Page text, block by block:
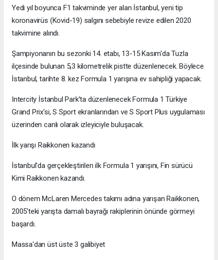
Yedi yıl boyunca F1 takviminde yer alan İstanbul, yeni tip
koronavirüs (Kovid-19) salgını sebebiyle revize edilen 2020
takvimine alındı.
Şampiyonanın bu sezonki 14. etabı, 13-15 Kasım'da Tuzla
ilçesinde bulunan 5,3 kilometrelik pistte düzenlenecek. Böylece
İstanbul, tarihte 8. kez Formula 1 yarışına ev sahipliği yapacak.
Intercity İstanbul Park’ta düzenlenecek Formula 1 Türkiye
Grand Prix'si, S Sport ekranlarından ve S Sport Plus uygulaması
üzerinden canlı olarak izleyiciyle buluşacak.
İlk yarışı Raikkonen kazandı
İstanbul'da gerçekleştirilen ilk Formula 1 yarışını, Fin sürücü
Kimi Raikkonen kazandı.
O dönem McLaren Mercedes takımı adına yarışan Raikkonen,
2005'teki yarışta damalı bayrağı rakiplerinin önünde görmeyi
başardı.
Massa'dan üst üste 3 galibiyet